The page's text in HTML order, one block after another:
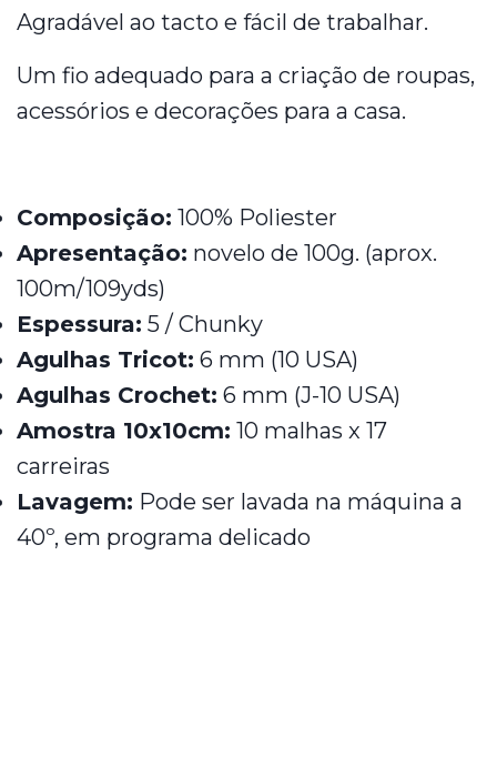
Agradável ao tacto e fácil de trabalhar.
Um fio adequado para a criação de roupas,
acessórios e decorações para a casa.
Composição: 100% Poliester
Apresentação: novelo de 100g. (aprox.
100m/109yds)
Espessura: 5 / Chunky
Agulhas Tricot: 6 mm (10 USA)
Agulhas Crochet: 6 mm (J-10 USA)
Amostra 10x10cm: 10 malhas x 17
carreiras
Lavagem: Pode ser lavada na máquina a
40º, em programa delicado